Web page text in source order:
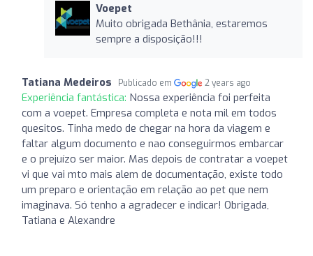
Voepet
Muito obrigada Bethânia, estaremos
sempre a disposição!!!
Tatiana Medeiros Publicado em 2 years ago
Experiência fantástica: Nossa experiência foi perfeita
com a voepet. Empresa completa e nota mil em todos
quesitos. Tinha medo de chegar na hora da viagem e
faltar algum documento e nao conseguirmos embarcar
e o prejuízo ser maior. Mas depois de contratar a voepet
vi que vai mto mais alem de documentação, existe todo
um preparo e orientação em relação ao pet que nem
imaginava. Só tenho a agradecer e indicar! Obrigada,
Tatiana e Alexandre